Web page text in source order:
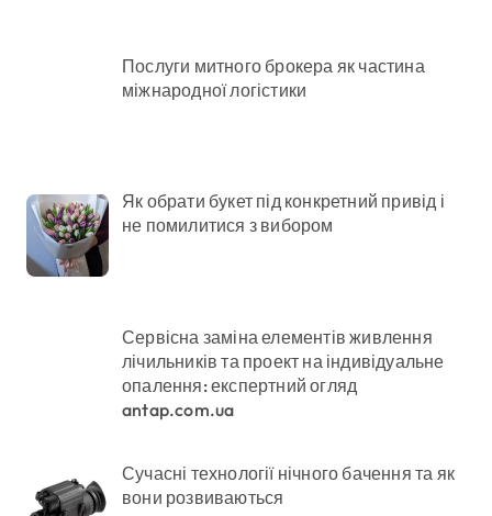
Послуги митного брокера як частина
міжнародної логістики
Як обрати букет під конкретний привід і
не помилитися з вибором
Сервісна заміна елементів живлення
лічильників та проект на індивідуальне
опалення: експертний огляд
antap.com.ua
Сучасні технології нічного бачення та як
вони розвиваються